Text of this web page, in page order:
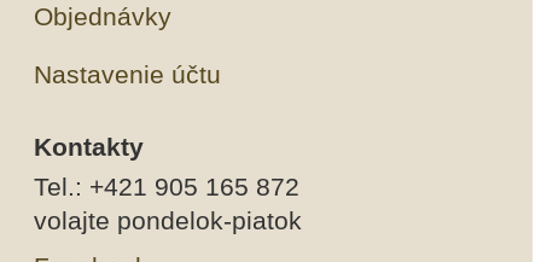
Objednávky
Nastavenie účtu
Kontakty
Tel.: +421 905 165 872
volajte pondelok-piatok